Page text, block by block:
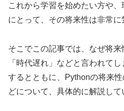
これから学習を始めたい方や
にとって、その将来性は非常に
そこでこの記事では、なぜ将
「時代遅れ」などと言われて
するとともに、Pythonの将来
どについて、具体的に解説して